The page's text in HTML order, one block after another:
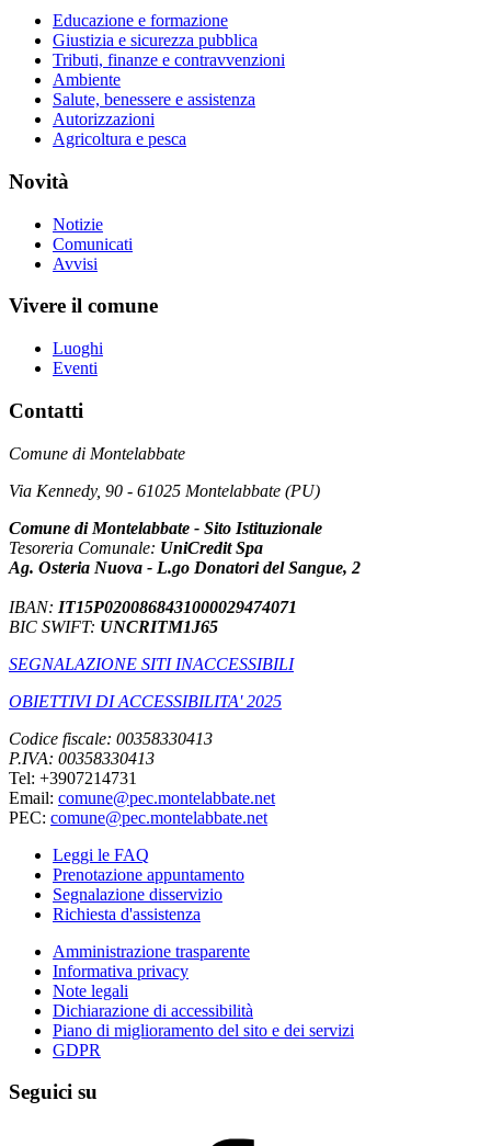
Educazione e formazione
Giustizia e sicurezza pubblica
Tributi, finanze e contravvenzioni
Ambiente
Salute, benessere e assistenza
Autorizzazioni
Agricoltura e pesca
Novità
Notizie
Comunicati
Avvisi
Vivere il comune
Luoghi
Eventi
Contatti
Comune di Montelabbate
Via Kennedy, 90 - 61025 Montelabbate (PU)
Comune di Montelabbate - Sito Istituzionale
Tesoreria Comunale: UniCredit Spa
Ag. Osteria Nuova - L.go Donatori del Sangue, 2
IBAN: IT15P0200868431000029474071
BIC SWIFT: UNCRITM1J65
SEGNALAZIONE SITI INACCESSIBILI
OBIETTIVI DI ACCESSIBILITA' 2025
Codice fiscale: 00358330413
P.IVA: 00358330413
Tel: +3907214731
Email: comune@pec.montelabbate.net
PEC: comune@pec.montelabbate.net
Leggi le FAQ
Prenotazione appuntamento
Segnalazione disservizio
Richiesta d'assistenza
Amministrazione trasparente
Informativa privacy
Note legali
Dichiarazione di accessibilità
Piano di miglioramento del sito e dei servizi
GDPR
Seguici su